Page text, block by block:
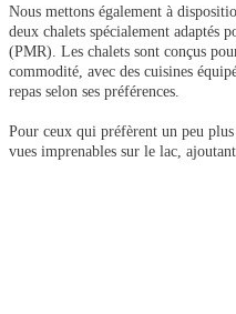
Nous mettons également à
deux chalets spécialement adaptés
(PMR). Les chalets sont conçus
commodité, avec des cuisines
repas selon ses préférences.
Pour ceux qui préfèrent un peu
vues imprenables sur le lac,